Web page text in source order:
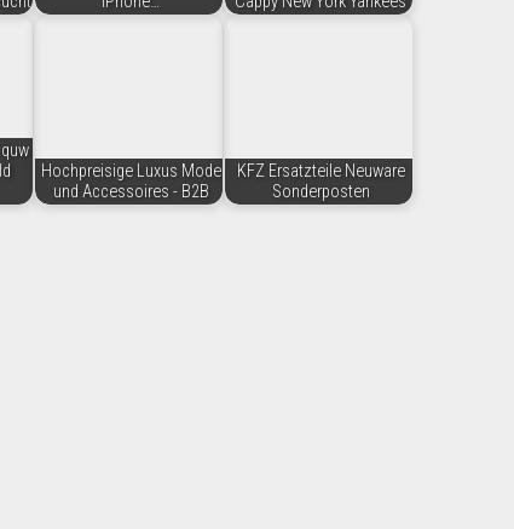
Hochpreisige Luxus Mode
und Accessoires - B2B
KFZ Ersatzteile Neuware
Sonderposten